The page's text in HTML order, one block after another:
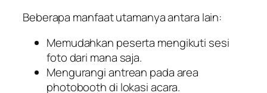
Beberapa manfaat utamanya antara lain:
Memudahkan peserta mengikuti sesi
foto dari mana saja.
Mengurangi antrean pada area
photobooth di lokasi acara.